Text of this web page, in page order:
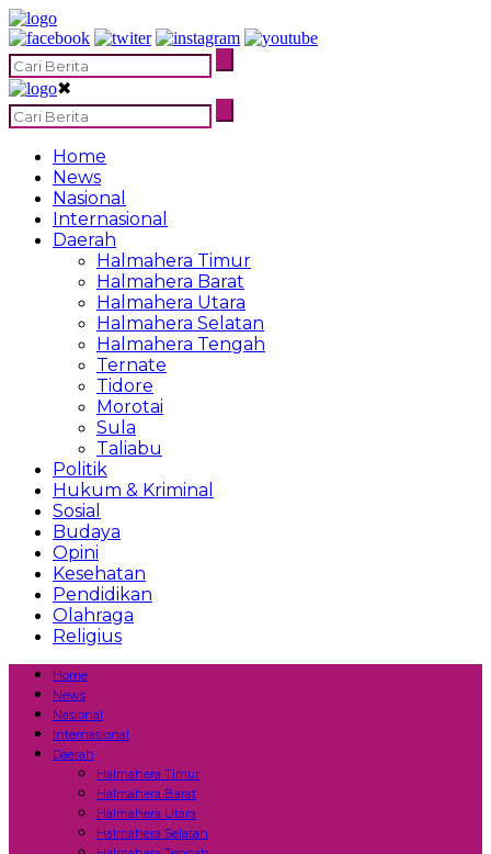
✖
Home
News
Nasional
Internasional
Daerah
Halmahera Timur
Halmahera Barat
Halmahera Utara
Halmahera Selatan
Halmahera Tengah
Ternate
Tidore
Morotai
Sula
Taliabu
Politik
Hukum & Kriminal
Sosial
Budaya
Opini
Kesehatan
Pendidikan
Olahraga
Religius
Home
News
Nasional
Internasional
Daerah
Halmahera Timur
Halmahera Barat
Halmahera Utara
Halmahera Selatan